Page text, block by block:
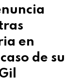
en
de su